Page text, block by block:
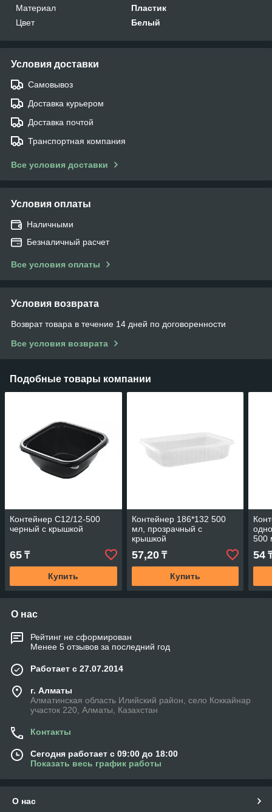
Материал
Пластик
Цвет
Белый
Условия доставки
Самовывоз
Доставка курьером
Доставка почтой
Транспортная компания
Все условия доставки
Условия оплаты
Наличными
Безналичный расчет
Все условия оплаты
Условия возврата
Возврат товара в течение 14 дней по договоренности
Все условия возврата
Подобные товары компании
Контейнер С12/12-500
черный с крышкой
65 ₸
Купить
Контейнер 186*132 500
мл, прозрачный с
крышкой
57,20₸
Купить
500
54
О нас
Рейтинг не сформирован
Менее 5 отзывов за последний год
Работает с 27.07.2014
г. Алматы
Алматинская область Илийский район, село Коккайнар
участок 220, Алматы, Казахстан
Контакты
Сегодня работает с 09:00 до 18:00
Показать весь график работы
О нас